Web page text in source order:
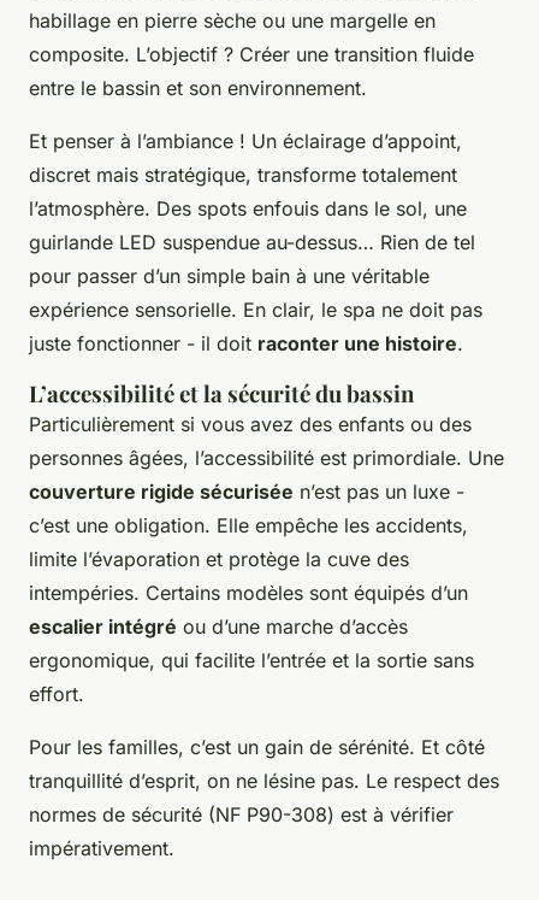
habillage en pierre sèche ou une margelle en
composite. L’objectif ? Créer une transition fluide
entre le bassin et son environnement.
Et penser à l’ambiance ! Un éclairage d’appoint,
discret mais stratégique, transforme totalement
l’atmosphère. Des spots enfouis dans le sol, une
guirlande LED suspendue au-dessus… Rien de tel
pour passer d’un simple bain à une véritable
expérience sensorielle. En clair, le spa ne doit pas
juste fonctionner - il doit raconter une histoire.
L’accessibilité et la sécurité du bassin
Particulièrement si vous avez des enfants ou des
personnes âgées, l’accessibilité est primordiale. Une
couverture rigide sécurisée n’est pas un luxe -
c’est une obligation. Elle empêche les accidents,
limite l’évaporation et protège la cuve des
intempéries. Certains modèles sont équipés d’un
escalier intégré ou d’une marche d’accès
ergonomique, qui facilite l’entrée et la sortie sans
effort.
Pour les familles, c’est un gain de sérénité. Et côté
tranquillité d’esprit, on ne lésine pas. Le respect des
normes de sécurité (NF P90-308) est à vérifier
impérativement.